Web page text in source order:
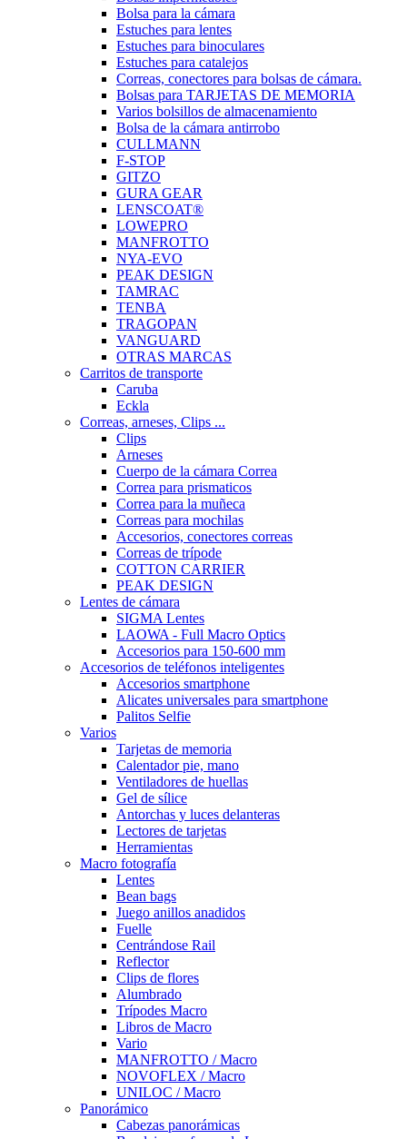
Bolsa para la cámara
Estuches para lentes
Estuches para binoculares
Estuches para catalejos
Correas, conectores para bolsas de cámara.
Bolsas para TARJETAS DE MEMORIA
Varios bolsillos de almacenamiento
Bolsa de la cámara antirrobo
CULLMANN
F-STOP
GITZO
GURA GEAR
LENSCOAT®
LOWEPRO
MANFROTTO
NYA-EVO
PEAK DESIGN
TAMRAC
TENBA
TRAGOPAN
VANGUARD
OTRAS MARCAS
Carritos de transporte
Caruba
Eckla
Correas, arneses, Clips ...
Clips
Arneses
Cuerpo de la cámara Correa
Correa para prismaticos
Correa para la muñeca
Correas para mochilas
Accesorios, conectores correas
Correas de trípode
COTTON CARRIER
PEAK DESIGN
Lentes de cámara
SIGMA Lentes
LAOWA - Full Macro Optics
Accesorios para 150-600 mm
Accesorios de teléfonos inteligentes
Accesorios smartphone
Alicates universales para smartphone
Palitos Selfie
Varios
Tarjetas de memoria
Calentador pie, mano
Ventiladores de huellas
Gel de sílice
Antorchas y luces delanteras
Lectores de tarjetas
Herramientas
Macro fotografía
Lentes
Bean bags
Juego anillos anadidos
Fuelle
Centrándose Rail
Reflector
Clips de flores
Alumbrado
Trípodes Macro
Libros de Macro
Vario
MANFROTTO / Macro
NOVOFLEX / Macro
UNILOC / Macro
Panorámico
Cabezas panorámicas